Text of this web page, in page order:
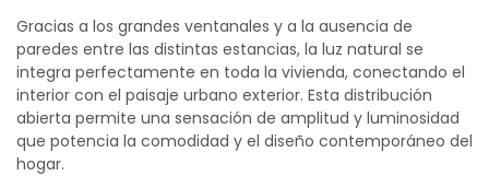
Gracias a los grandes ventanales y a la ausencia de
paredes entre las distintas estancias, la luz natural se
integra perfectamente en toda la vivienda, conectando el
interior con el paisaje urbano exterior. Esta distribución
abierta permite una sensación de amplitud y luminosidad
que potencia la comodidad y el diseño contemporáneo del
hogar.